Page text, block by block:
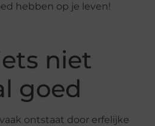
hebben op je leven!
niet
goed
ontstaat door erfelijke